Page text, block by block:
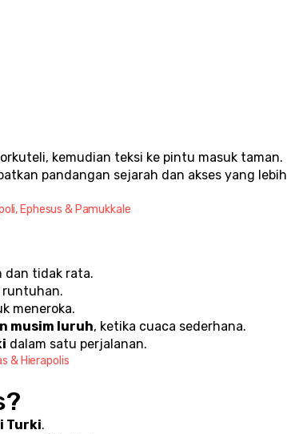
kemudian teksi ke pintu masuk taman.
pandangan sejarah dan akses yang lebih
Ephesus & Pamukkale
dan tidak rata.
runtuhan.
meneroka.
musim luruh, ketika cuaca sederhana.
dalam satu perjalanan.
& Hierapolis
Turki.